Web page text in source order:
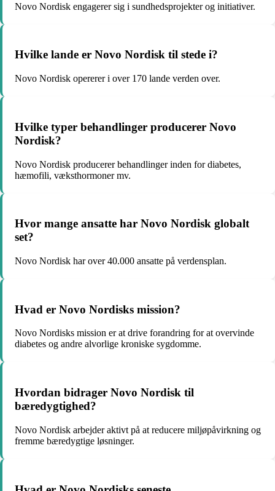
Novo Nordisk engagerer sig i sundhedsprojekter og initiativer.
Hvilke lande er Novo Nordisk til stede i?
Novo Nordisk opererer i over 170 lande verden over.
Hvilke typer behandlinger producerer Novo
Nordisk?
Novo Nordisk producerer behandlinger inden for diabetes,
hæmofili, væksthormoner mv.
Hvor mange ansatte har Novo Nordisk globalt
set?
Novo Nordisk har over 40.000 ansatte på verdensplan.
Hvad er Novo Nordisks mission?
Novo Nordisks mission er at drive forandring for at overvinde
diabetes og andre alvorlige kroniske sygdomme.
Hvordan bidrager Novo Nordisk til
bæredygtighed?
Novo Nordisk arbejder aktivt på at reducere miljøpåvirkning og
fremme bæredygtige løsninger.